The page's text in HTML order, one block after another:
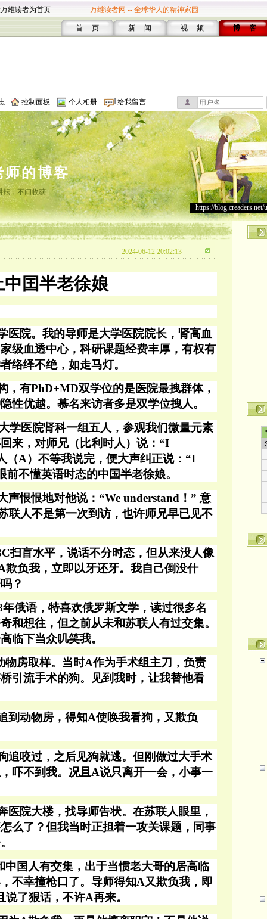
维读者为首页 万维读者网 -- 全球华人的精神家园
首 页 新 闻 视 频 博 客
控制面板 个人相册 给我留言
师的博客
耘，不问收获
https://blog.creaders.net/
2024-06-12 20:02:13
囯半老徐娘
医院。我的导师是大学医院院长，肾高血
级血透中心，科研课题经费丰厚，有权有
络绎不绝， 如走马灯。
，有PhD+MD双学位的是医院最拽群体，
隐性优越。慕名来访者多是双学位拽人。
学医院肾科一组五人，参观我们微量元素
来，对师兄（比利时人）说：“I
（A）不等我说完，便大声纠正说：“I
不懂英语时态的中国半老徐娘。
声恨恨地对他说：“We understand！” 意
联人不是第一次到访，也许师兄早已见不
扫盲水平，说话不分时态，但从来没人像
负我，立即以牙还牙。我自己倒没什
？
俄语，特喜欢俄罗斯文学，读过很多名
和想往，但之前从未和苏联人有过交集。
临下当众叽笑我。
物房取样。当时A作为手术组主刀，负责
引流手术的狗。见到我时，让我替他看
到动物房，得知A使唤我看狗，又欺负
追咬过，之后见狗就逃。但刚做过大手术
吓不到我。况且 A说只离开一会，小事一
医院大楼，找导师告状。在苏联人眼里，
么了？但我当时正担着一攻关课题，同事
国人有交集，出于当惯老大哥的居高临
不幸撞枪口了。导师得知A又欺负我，即
了狠话，不许A再来。